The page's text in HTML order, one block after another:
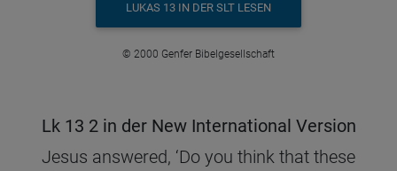
LUKAS 13 IN DER SLT LESEN
© 2000 Genfer Bibelgesellschaft
Lk 13 2 in der New International Version
Jesus answered, ‘Do you think that these